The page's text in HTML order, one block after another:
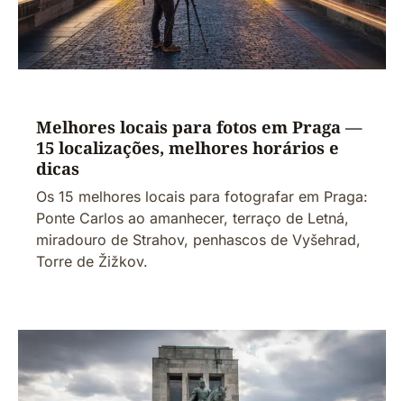
Melhores locais para fotos em Praga —
15 localizações, melhores horários e
dicas
Os 15 melhores locais para fotografar em Praga:
Ponte Carlos ao amanhecer, terraço de Letná,
miradouro de Strahov, penhascos de Vyšehrad,
Torre de Žižkov.